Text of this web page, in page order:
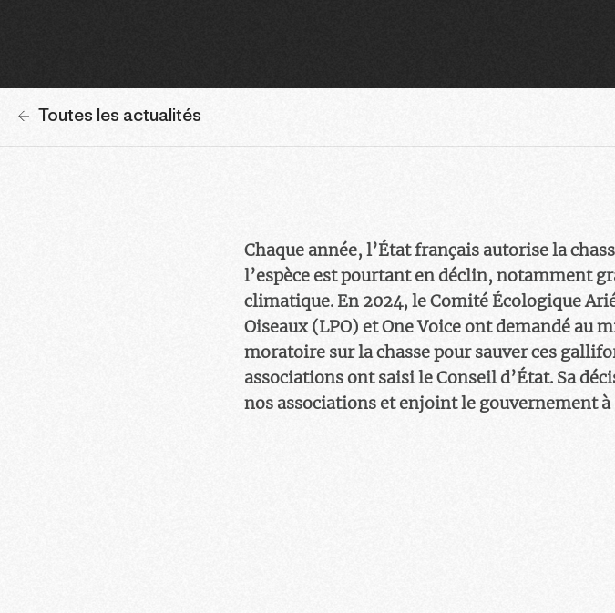
Toutes les actualités
Chaque année, l’État français autorise la
l’espèce est pourtant en déclin, notamment
climatique. En 2024, le Comité Écologique
Oiseaux (LPO) et One Voice ont demandé au
moratoire sur la chasse pour sauver ces
associations ont saisi le Conseil d’État. Sa
nos associations et enjoint le gouvernement